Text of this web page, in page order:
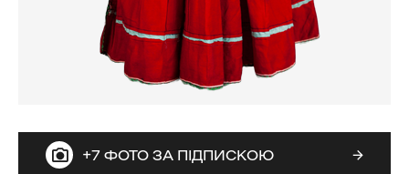
+7 ФОТО ЗА ПІДПИСКОЮ